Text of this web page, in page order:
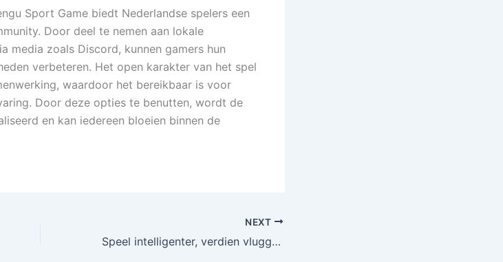
Sport Game biedt Nederlandse spelers een
Door deel te nemen aan lokale
media zoals Discord, kunnen gamers hun
verbeteren. Het open karakter van het spel
waardoor het bereikbaar is voor
Door deze opties te benutten, wordt de
en kan iedereen bloeien binnen de
NEXT
Speel intelligenter, verdien vlugger bij BetPanda Casino in Nederland.